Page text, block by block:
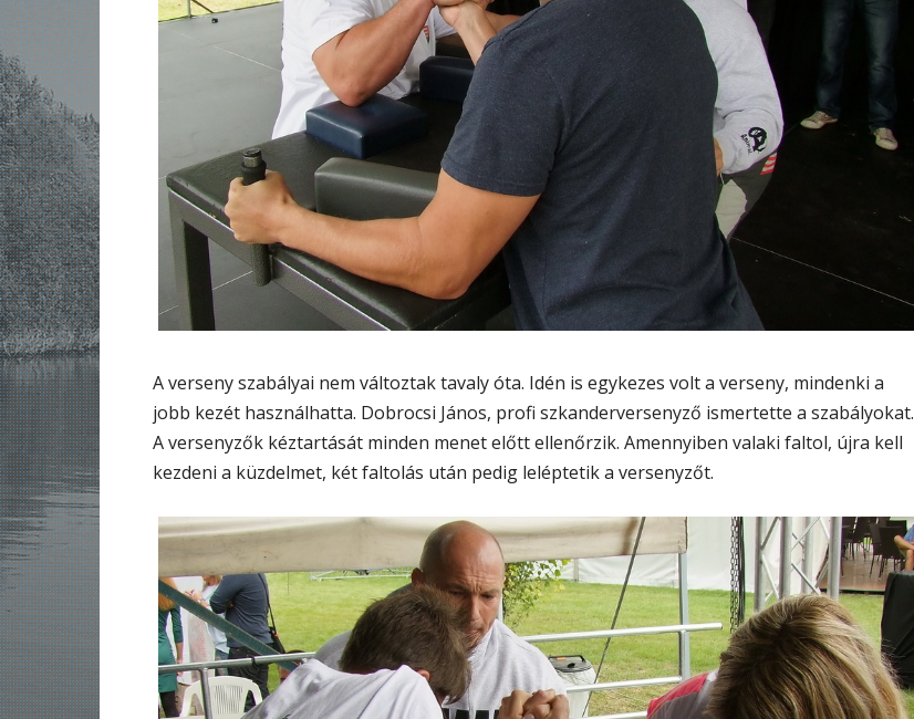
A verseny szabályai nem változtak tavaly óta. Idén is egykezes volt a verseny, mindenki a
jobb kezét használhatta. Dobrocsi János, profi szkanderversenyző ismertette a szabályokat.
A versenyzők kéztartását minden menet előtt ellenőrzik. Amennyiben valaki faltol, újra kell
kezdeni a küzdelmet, két faltolás után pedig leléptetik a versenyzőt.